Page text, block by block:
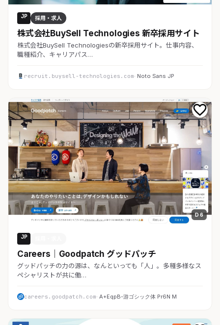
JP 採用・求人
株式会社BuySell Technologies 新卒採用サイト
株式会社BuySell Technologiesの新卒採用サイト。仕事内容、
職種紹介、キャリアパス…
recruit.buysell-technologies.com· Noto Sans JP
D 6
JP
Careers｜Goodpatch グッドパッチ
グッドパッチの力の源は、なんといっても「人」。多種多様なス
ペシャリストが共に働…
careers.goodpatch.com· A+EqpB-游ゴシック体 Pr6N M